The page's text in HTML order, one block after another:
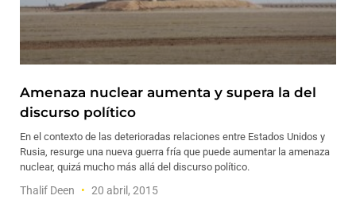
Amenaza nuclear aumenta y supera la del
discurso político
En el contexto de las deterioradas relaciones entre Estados Unidos y
Rusia, resurge una nueva guerra fría que puede aumentar la amenaza
nuclear, quizá mucho más allá del discurso político.
Thalif Deen 20 abril, 2015